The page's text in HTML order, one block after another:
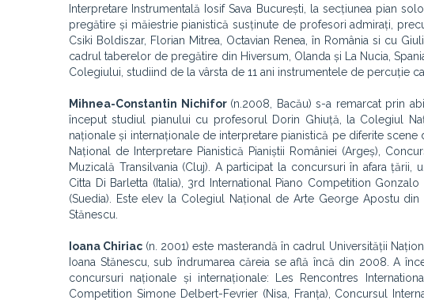
Interpretare Instrumentală Iosif Sava București, la secțiunea pian
pregătire și măiestrie pianistică susținute de profesori admirați,
Csiki Boldiszar, Florian Mitrea, Octavian Renea, în România si cu
cadrul taberelor de pregătire din Hiversum, Olanda și La Nucia,
Colegiului, studiind de la vârsta de 11 ani instrumentele de percuție
Mihnea-Constantin Nichifor (n. 2008, Bacău) s-a remarcat prin
început studiul pianului cu profesorul Dorin Ghiuță, la Colegiul
naționale și internaționale de interpretare pianistică pe diferite
Național de Interpretare Pianistică Pianiștii României (Argeș),
Muzicală Transilvania (Cluj). A participat la concursuri în afara
Citta Di Barletta (Italia), 3rd International Piano Competition
(Suedia). Este elev la Colegiul Național de Arte George Apostu
Stănescu.
Ioana Chiriac (n. 2001) este masterandă în cadrul Universității
Ioana Stănescu, sub îndrumarea căreia se află încă din 2008. A
concursuri naționale și internaționale: Les Rencontres
Competition Simone Delbert-Fevrier (Nisa, Franța), Concursul